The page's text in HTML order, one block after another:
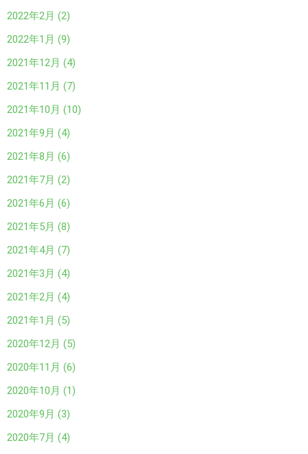
2022年2月 (2)
2022年1月 (9)
2021年12月 (4)
2021年11月 (7)
2021年10月 (10)
2021年9月 (4)
2021年8月 (6)
2021年7月 (2)
2021年6月 (6)
2021年5月 (8)
2021年4月 (7)
2021年3月 (4)
2021年2月 (4)
2021年1月 (5)
2020年12月 (5)
2020年11月 (6)
2020年10月 (1)
2020年9月 (3)
2020年7月 (4)